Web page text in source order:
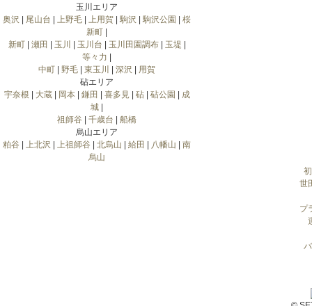
玉川エリア
奥沢
尾山台 上野毛 上用賀 駒沢 駒沢公園
桜
新町
新町| 瀬田 玉川 玉川台 玉川田園調布| 玉堤
等々力
中町
野毛 東玉川 深沢
用賀
砧エリア
宇奈根
大蔵| 岡本| 鎌田 喜多見| 砧| 砧公園
成
城
祖師谷
千歳台
船橋
烏山エリア
粕谷
上北沢 上祖師谷 北烏山 給田 八幡山
南
烏山
世
プ